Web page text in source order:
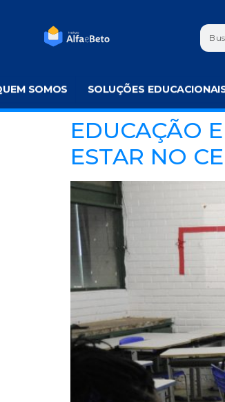
SOMOS SOLUÇÕES
EDUCAÇÃO
ESTAR NO